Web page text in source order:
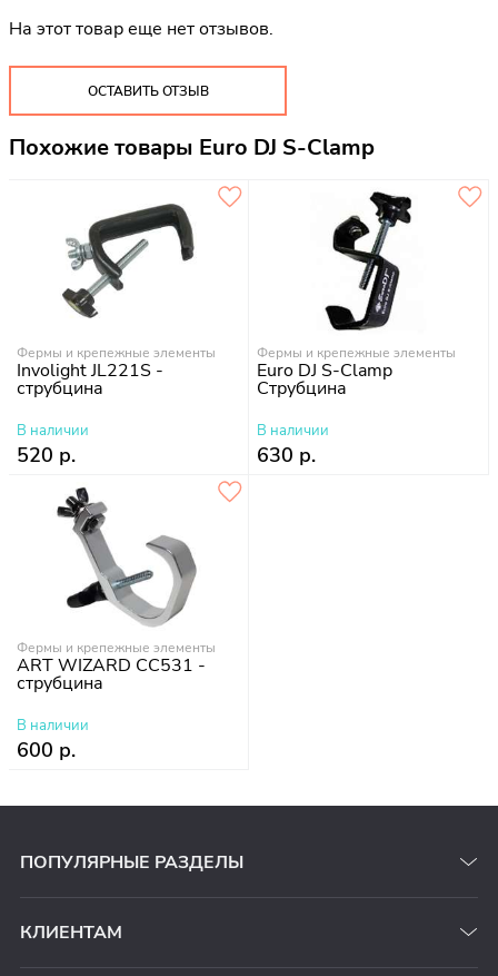
На этот товар еще нет отзывов.
ОСТАВИТЬ ОТЗЫВ
Похожие товары Euro DJ S-Clamp
Фермы и крепежные элементы
Involight JL221S -
струбцина
В наличии
520 р.
Фермы и крепежные элементы
Euro DJ S-Clamp
Cтрубцина
В наличии
630 р.
Фермы и крепежные элементы
ART WIZARD CC531 -
струбцина
В наличии
600 р.
ПОПУЛЯРНЫЕ РАЗДЕЛЫ
КЛИЕНТАМ